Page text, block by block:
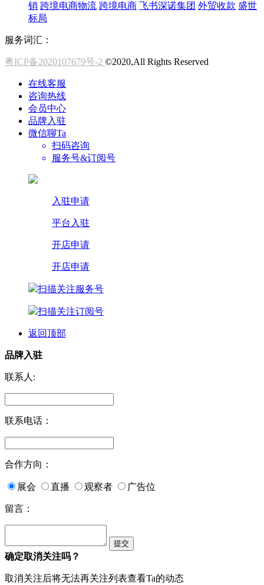
销 跨境电商物流 跨境电商 飞书深诺集团 外贸收款 盛世
标局
服务词汇：
粤ICP备2020107679号-2 ©2020,All Rights Reserved
在线客服
咨询热线
会员中心
品牌入驻
微信聊Ta
扫码咨询
服务号&订阅号
入驻申请
平台入驻
开店申请
开店申请
扫描关注服务号
扫描关注订阅号
返回顶部
品牌入驻
联系人:
联系电话：
合作方向：
展会 直播 观察者 广告位
留言：
确定取消关注吗？
取消关注后将无法再关注列表查看Ta的动态